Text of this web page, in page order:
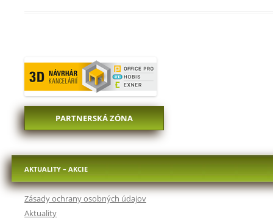
PARTNERSKÁ ZÓNA
AKTUALITY – AKCIE
Zásady ochrany osobných údajov
Aktuality